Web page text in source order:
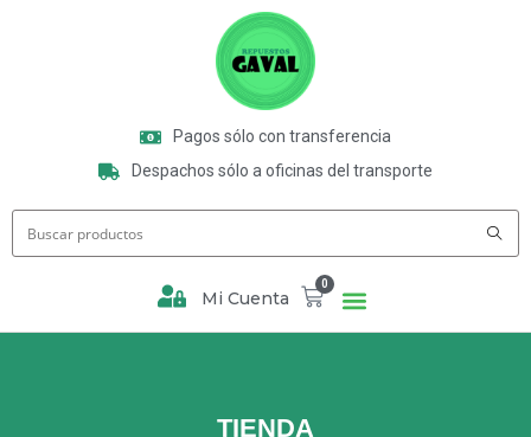
Pagos sólo con transferencia
Despachos sólo a oficinas del transporte
Mi Cuenta
0
TIENDA